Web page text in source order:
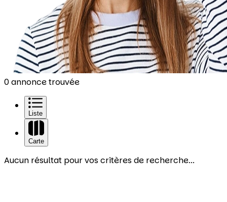
0 annonce trouvée
Liste
Carte
Aucun résultat pour vos critères de recherche...